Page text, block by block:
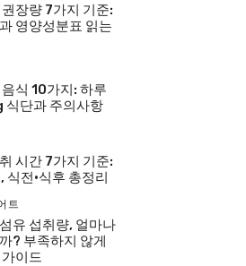
장량 7가지 기준:
영양성분표 읽는
식 10가지: 하루
단과 주의사항
시간 7가지 기준:
식전·식후 총정리
트
유 섭취량, 얼마나
? 부족하지 않게
이드